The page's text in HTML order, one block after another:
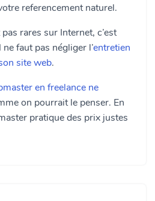
referencement naturel.
rares sur Internet, c’est
faut pas négliger l’entretien
site web.
en freelance ne
on pourrait le penser. En
pratique des prix justes